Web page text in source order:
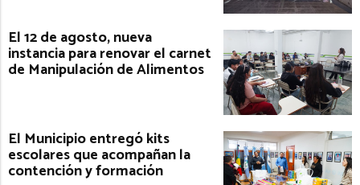
El 12 de agosto, nueva
instancia para renovar el carnet
de Manipulación de Alimentos
El Municipio entregó kits
escolares que acompañan la
contención y formación